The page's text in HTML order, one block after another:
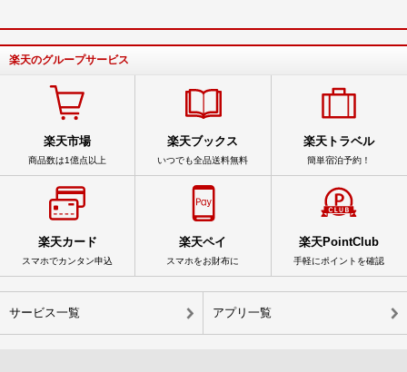
楽天のグループサービス
楽天市場
商品数は1億点以上
楽天ブックス
いつでも全品送料無料
楽天トラベル
簡単宿泊予約！
楽天カード
スマホでカンタン申込
楽天ペイ
スマホをお財布に
楽天PointClub
手軽にポイントを確認
サービス一覧 アプリ一覧